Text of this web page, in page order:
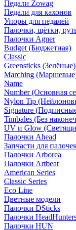
Педали Zowag
Педали для кахонов
Упоры для педалей
Палочки, щётки,
Палочки Agner
Budget (Бюджетная)
Classic
Greensticks (Зелёные)
Marching
Name
Number (Основная
Nylon Tip
Signature
Timbales (Без
UV и Glow
Палочки Ahead
Запчасти для
Палочки Arborea
Палочки Artbeat
American Series
Classic Series
Eco Line
Цветные модели
Палочки DSticks
Палочки
Палочки HUN